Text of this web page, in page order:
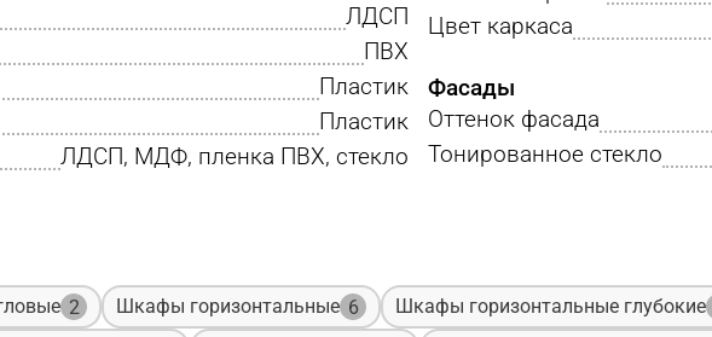
ЛДСП
ПВХ
Пластик
Пластик
ЛДСП, МДФ, пленка ПВХ, стекло
Цвет каркаса
Фасады
Оттенок фасада
Тонированное стекло
2 Шкафы горизонтальные 6 Шкафы горизонтальные глубокие